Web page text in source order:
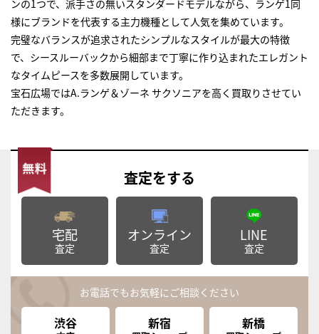
ンの1つで、派手さの無いスタンダードモデルながら、ランゲ1同
様にブランドを代表する主力機種として人気を集めています。
完璧なバランスが追求されたシンプルなスタイルが最大の特徴
で、シースルーバックから細部まで丁寧に作り込まれたエレガント
なタイムピースを多数展開しています。
宝石広場ではA.ランゲ＆ゾーネ サクソニアを高く買取りさせてい
ただきます。
査定をする
宅配
査定
オンライン
査定
LINE
査定
お電話でもお気軽にご相談ください
渋谷 新宿 新橋